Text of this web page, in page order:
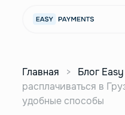
Главная > Блог
расплачиваться в
удобные способы